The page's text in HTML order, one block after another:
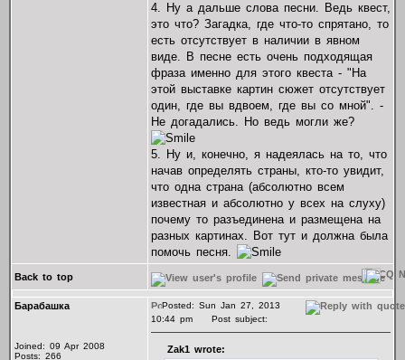
4. Ну а дальше слова песни. Ведь квест,
это что? Загадка, где что-то спрятано, то
есть отсутствует в наличии в явном
виде. В песне есть очень подходящая
фраза именно для этого квеста - "На
этой выставке картин сюжет отсутствует
один, где вы вдвоем, где вы со мной". -
Не догадались. Но ведь могли же?
5. Ну и, конечно, я надеялась на то, что
начав определять страны, кто-то увидит,
что одна страна (абсолютно всем
известная и абсолютно у всех на слуху)
почему то разъединена и размещена на
разных картинах. Вот тут и должна была
помочь песня.
Back to top
Барабашка
Joined: 09 Apr 2008
Posts: 266
Posted: Sun Jan 27, 2013
10:44 pm
Post subject:
Zak1 wrote: